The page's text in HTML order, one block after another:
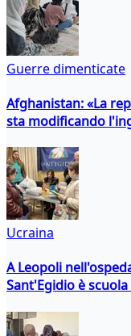
Guerre dimenticate
Afghanistan: «La
sta modificando
Ucraina
A Leopoli
Sant'Egidio è